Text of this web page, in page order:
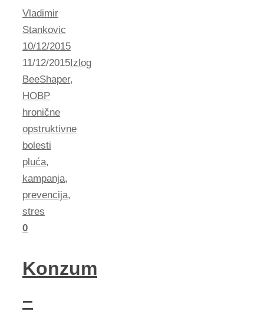
Vladimir
Stankovic
10/12/2015
11/12/2015 Izlog
BeeShaper,
HOBP
hronične
opstruktivne
bolesti
pluća,
kampanja,
prevencija,
stres
0
Konzum
–